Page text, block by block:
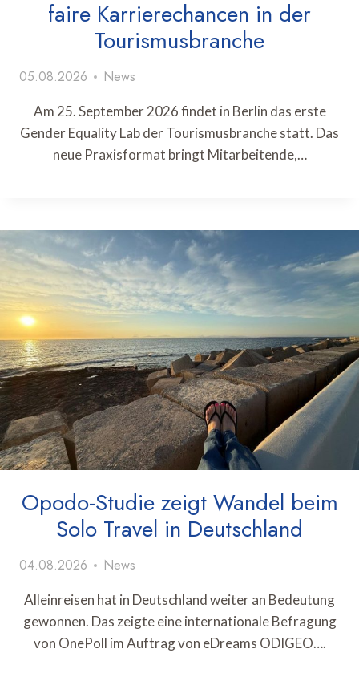
faire Karrierechancen in der
Tourismusbranche
05.08.2026 News
Am 25. September 2026 findet in Berlin das erste
Gender Equality Lab der Tourismusbranche statt. Das
neue Praxisformat bringt Mitarbeitende,…
Opodo-Studie zeigt Wandel beim
Solo Travel in Deutschland
04.08.2026 News
Alleinreisen hat in Deutschland weiter an Bedeutung
gewonnen. Das zeigte eine internationale Befragung
von OnePoll im Auftrag von eDreams ODIGEO….